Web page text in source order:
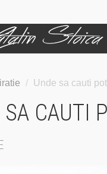
/ Unde sa cauti
SA CAUTI